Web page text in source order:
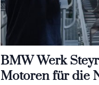
BMW Werk
Motoren für die